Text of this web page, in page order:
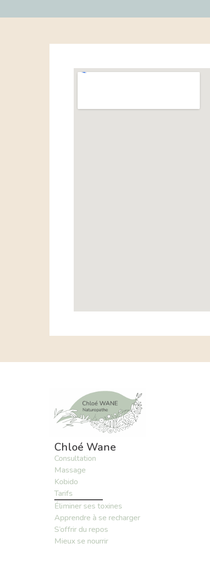
Chloé Wane
Consultation
Massage
Kobido
Tarifs
Éliminer ses toxines
Apprendre à se recharger
S’offrir du repos
Mieux se nourrir